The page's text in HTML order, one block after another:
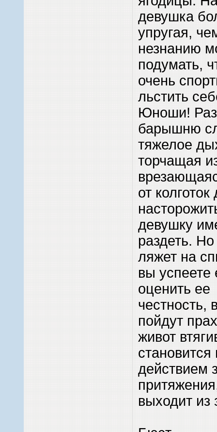
девушка
упругая,
незнанию
подумать,
очень
льстить
Юноши!
барышню
тяжелое
торчащая
от
девушку
раздеть.
ляжет на
вы успеете
оценить ее
честность,
пойдут
живот
действием
выходит из